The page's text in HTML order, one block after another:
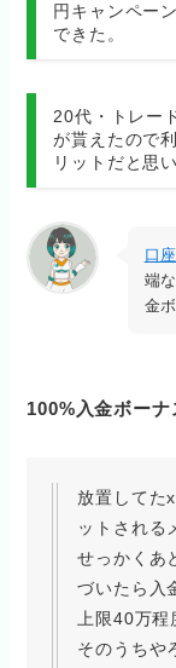
円キャンペー
できた。
20代・トレー
が貰えたので
リットだと思
口
端
金
100%入金ボー
放置してた
ットされる
せっかくあ
づいたら入
上限40万程
そのうちや